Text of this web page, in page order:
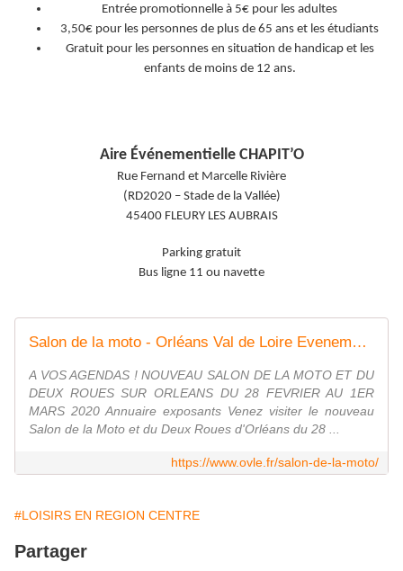
Entrée promotionnelle à 5€ pour les adultes
3,50€ pour les personnes de plus de 65 ans et les étudiants
Gratuit pour les personnes en situation de handicap et les
enfants de moins de 12 ans.
Aire Événementielle CHAPIT’O
Rue Fernand et Marcelle Rivière
(RD2020 – Stade de la Vallée)
45400 FLEURY LES AUBRAIS
Parking gratuit
Bus ligne 11 ou navette
Salon de la moto - Orléans Val de Loire Evenements
A VOS AGENDAS ! NOUVEAU SALON DE LA MOTO ET DU
DEUX ROUES SUR ORLEANS DU 28 FEVRIER AU 1ER
MARS 2020 Annuaire exposants Venez visiter le nouveau
Salon de la Moto et du Deux Roues d'Orléans du 28 ...
https://www.ovle.fr/salon-de-la-moto/
#LOISIRS EN REGION CENTRE
Partager